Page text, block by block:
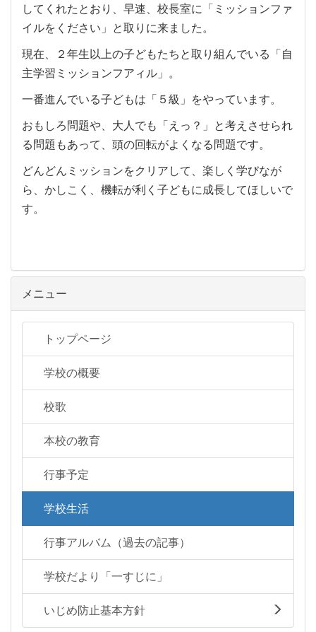
してくれたとおり、早速、校長室に「ミッションファ
イルをください」と取りに来ました。
現在、２年生以上の子どもたちと取り組んでいる「自
主学習ミッションフアィル」。
一番進んでいる子どもは「５級」をやっています。
おもしろ問題や、大人でも「えっ？」と考えさせられ
る問題もあって、頭の回転がよくなる問題です。
どんどんミッションをクリアして、楽しく学びなが
ら、かしこく、機転が利く子どもに成長してほしいで
す。
メニュー
トップページ
学校の概要
校歌
本校の教育
行事予定
学校生活
行事アルバム（過去の記事）
学校だより「一すじに」
いじめ防止基本方針